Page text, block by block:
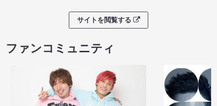
サイトを閲覧する
ファンコミュニティ